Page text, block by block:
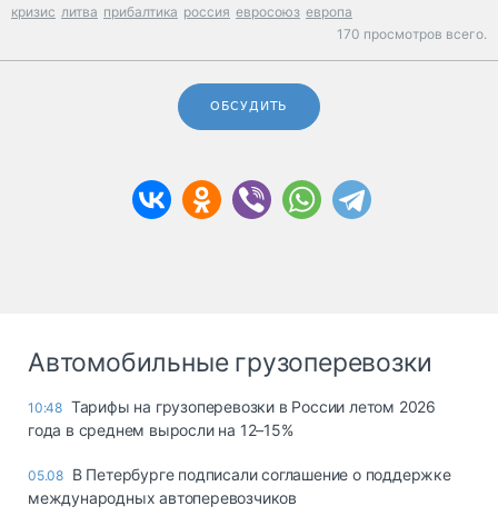
кризис литва прибалтика россия евросоюз европа
170 просмотров всего.
ОБСУДИТЬ
Автомобильные грузоперевозки
10:48 Тарифы на грузоперевозки в России летом 2026
года в среднем выросли на 12–15%
05.08 В Петербурге подписали соглашение о поддержке
международных автоперевозчиков